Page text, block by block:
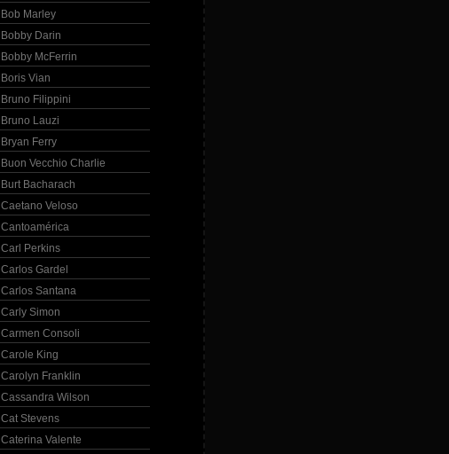
Bob Marley
Bobby Darin
Bobby McFerrin
Boris Vian
Bruno Filippini
Bruno Lauzi
Bryan Ferry
Buon Vecchio Charlie
Burt Bacharach
Caetano Veloso
Cantoamérica
Carl Perkins
Carlos Gardel
Carlos Santana
Carly Simon
Carmen Consoli
Carole King
Carolyn Franklin
Cassandra Wilson
Cat Stevens
Caterina Valente